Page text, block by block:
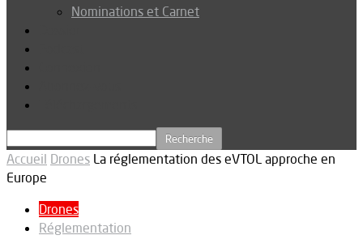
Nominations et Carnet
Accueil Drones La réglementation des eVTOL approche en
Europe
Drones
Réglementation